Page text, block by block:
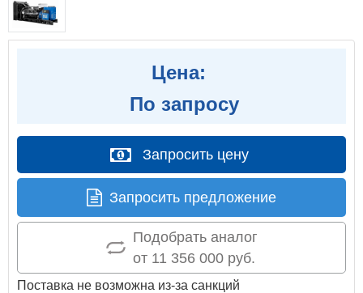
Цена:
По запросу
Запросить цену
Запросить предложение
Подобрать аналог
от 11 356 000 руб.
Поставка не возможна из-за санкций